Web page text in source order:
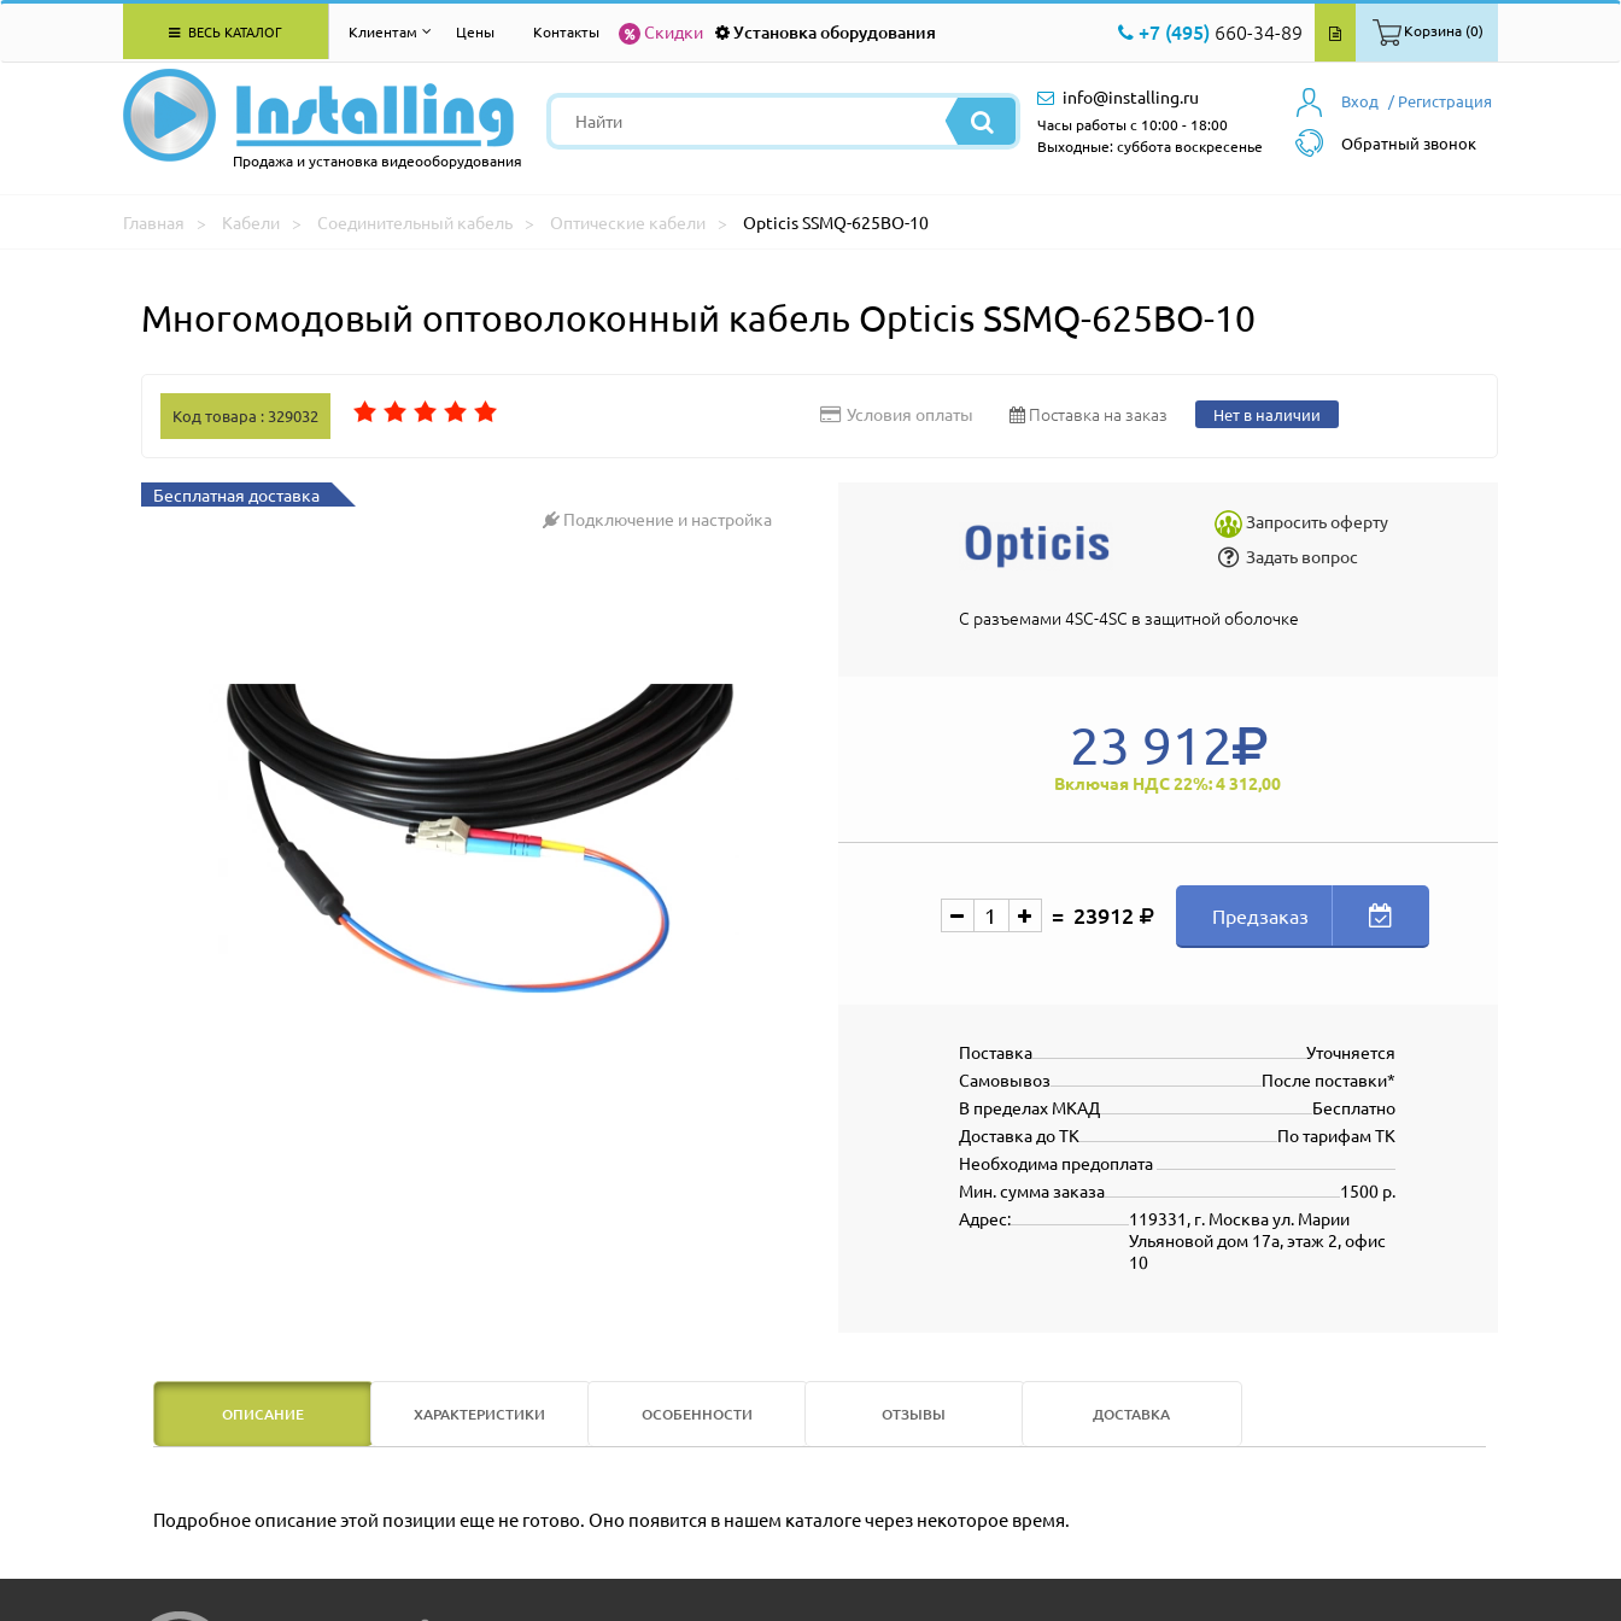
ВЕСЬ КАТАЛОГ Клиентам Цены Контакты Скидки Установка оборудования +7 (495) 660-34-89 Корзина (0)
Продажа и установка видеооборудования
Вход / Регистрация
Обратный звонок
info@installing.ru
Часы работы с 10:00 - 18:00
Выходные: суббота воскресенье
Главная Кабели Соединительный кабель Оптические кабели Opticis SSMQ-625BO-10
Многомодовый оптоволоконный кабель Opticis SSMQ-625BO-10
Код товара : 329032 Условия оплаты Поставка на заказ Нет в наличии
Бесплатная доставка
Подключение и настройка
Запросить оферту
Задать вопрос
С разъемами 4SC-4SC в защитной оболочке
23 912
Включая НДС 22%: 4 312,00
23912 Предзаказ
Уточняется
Поставка
После поставки*
Самовывоз
Бесплатно
В пределах МКАД
По тарифам ТК
Доставка до ТК
Необходима предоплата
1500 р.
Мин. сумма заказа
119331, г. Москва ул. Марии
Ульяновой дом 17а, этаж 2, офис
10
Адрес:
ОПИСАНИЕ ХАРАКТЕРИСТИКИ ОСОБЕННОСТИ ОТЗЫВЫ ДОСТАВКА
Подробное описание этой позиции еще не готово. Оно появится в нашем каталоге через некоторое время.